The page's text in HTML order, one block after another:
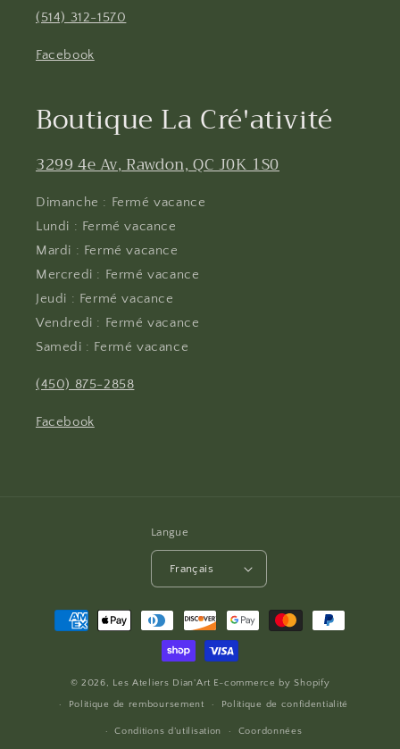
(514) 312-1570
Facebook
Boutique La Cré'ativité
3299 4e Av, Rawdon, QC J0K 1S0
Dimanche : Fermé vacance
Lundi : Fermé vacance
Mardi : Fermé vacance
Mercredi : Fermé vacance
Jeudi : Fermé vacance
Vendredi : Fermé vacance
Samedi : Fermé vacance
(450) 875-2858
Facebook
Langue
Français
Moyens
© 2026, Les Ateliers Dian'Art E-commerce byShopify
Politique de remboursement
Politique de confidentialité
Conditions d’utilisation Coordonnées